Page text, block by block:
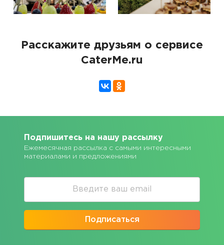
Расскажите друзьям о сервисе
CaterMe.ru
Подпишитесь на нашу рассылку
Ежемесячная рассылка с самыми интересными
материалами и предложениями
Подписаться